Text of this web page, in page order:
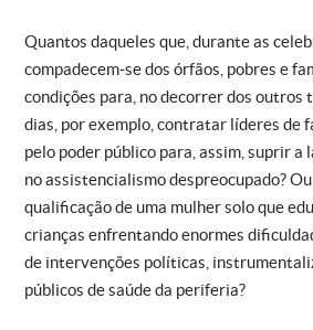
Quantos daqueles que, durante as
compadecem-se dos órfãos, pobres e
condições para, no decorrer dos outros
dias, por exemplo, contratar líderes de
pelo poder público para, assim, suprir a
no assistencialismo despreocupado?
qualificação de uma mulher solo que
crianças enfrentando enormes
de intervenções políticas,
públicos de saúde da periferia?